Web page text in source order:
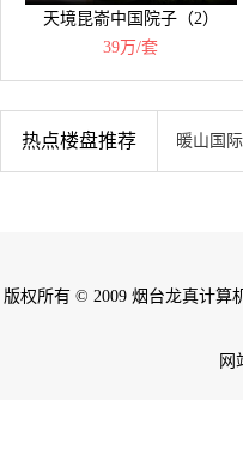
天境昆嵛中国院子（2）
39万/套
热点楼盘推荐 暖山国际
版权所有 © 2009 烟台龙真计算
网